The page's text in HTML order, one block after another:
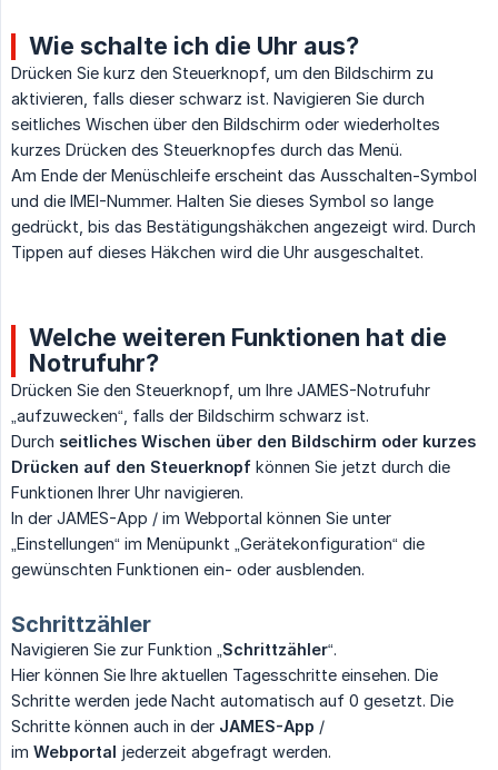
Wie schalte ich die Uhr aus?
Drücken Sie kurz den Steuerknopf, um den Bildschirm zu
aktivieren, falls dieser schwarz ist. Navigieren Sie durch
seitliches Wischen über den Bildschirm oder wiederholtes
kurzes Drücken des Steuerknopfes durch das Menü.
Am Ende der Menüschleife erscheint das Ausschalten-Symbol
und die IMEI-Nummer. Halten Sie dieses Symbol so lange
gedrückt, bis das Bestätigungshäkchen angezeigt wird. Durch
Tippen auf dieses Häkchen wird die Uhr ausgeschaltet.
Welche weiteren Funktionen hat die
Notrufuhr?
Drücken Sie den Steuerknopf, um Ihre JAMES-Notrufuhr
„aufzuwecken“, falls der Bildschirm schwarz ist.
Durch seitliches Wischen über den Bildschirm oder kurzes
Drücken auf den Steuerknopf können Sie jetzt durch die
Funktionen Ihrer Uhr navigieren.
In der JAMES-App / im Webportal können Sie unter
„Einstellungen“ im Menüpunkt „Gerätekonfiguration“ die
gewünschten Funktionen ein- oder ausblenden.
Schrittzähler
Navigieren Sie zur Funktion „ Schrittzähler“.
Hier können Sie Ihre aktuellen Tagesschritte einsehen. Die
Schritte werden jede Nacht automatisch auf 0 gesetzt. Die
Schritte können auch in der JAMES-App /
im Webportal jederzeit abgefragt werden.